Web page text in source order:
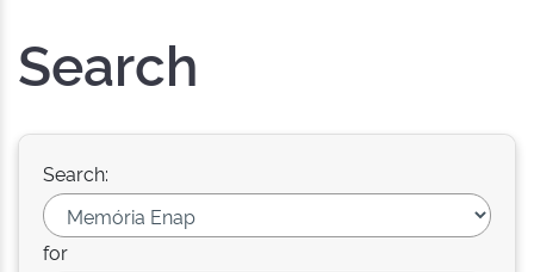
Search
Search:
for